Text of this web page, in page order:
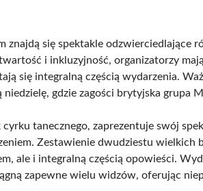
znajdą się spektakle odzwierciedlające
i inkluzyjność, organizatorzy
się integralną częścią wydarzenia.
gdzie zagości brytyjska grupa
tanecznego, zaprezentuje swój
Zestawienie dwudziestu wielkich
ale i integralną częścią opowieści.
zapewne wielu widzów, oferując